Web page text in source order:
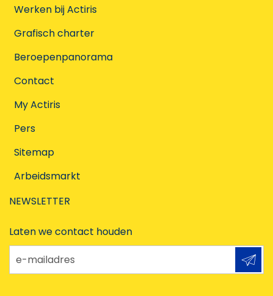
Werken bij Actiris
Grafisch charter
Beroepenpanorama
Contact
My Actiris
Pers
Sitemap
Arbeidsmarkt
NEWSLETTER
Laten we contact houden
e-mailadres